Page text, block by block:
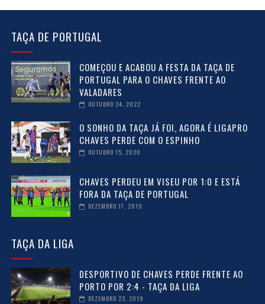
TAÇA DE PORTUGAL
COMEÇOU E ACABOU A FESTA DA TAÇA DE
PORTUGAL PARA O CHAVES FRENTE AO
VALADARES
OUTUBRO 24, 2022
O SONHO DA TAÇA JÁ FOI, AGORA É LIGAPRO
CHAVES PERDE COM O ESPINHO
OUTUBRO 15, 2020
CHAVES PERDEU EM VISEU POR 1:0 E ESTÁ
FORA DA TAÇA DE PORTUGAL
DEZEMBRO 17, 2019
TAÇA DA LIGA
DESPORTIVO DE CHAVES PERDE FRENTE AO
PORTO POR 2:4 - TAÇA DA LIGA
DEZEMBRO 23, 2019